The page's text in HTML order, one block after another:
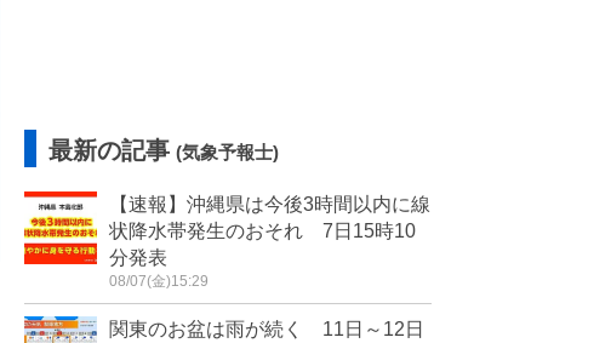
最新の記事 (気象予報士)
【速報】沖縄県は今後3時間以内に線
状降水帯発生のおそれ 7日15時10
分発表
08/07(金)15:29
関東のお盆は雨が続く 11日～12日